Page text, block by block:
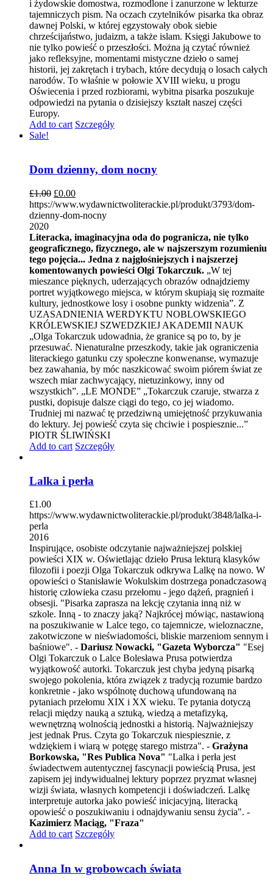
i żydowskie domostwa, rozmodlone i zanurzone w lekturze
tajemniczych pism. Na oczach czytelników pisarka tka obraz
dawnej Polski, w której egzystowały obok siebie
chrześcijaństwo, judaizm, a także islam. Księgi Jakubowe to
nie tylko powieść o przeszłości. Można ją czytać również
jako refleksyjne, momentami mistyczne dzieło o samej
historii, jej zakrętach i trybach, które decydują o losach całych
narodów. To właśnie w połowie XVIII wieku, u progu
Oświecenia i przed rozbiorami, wybitna pisarka poszukuje
odpowiedzi na pytania o dzisiejszy kształt naszej części
Europy.
Add to cart Szczegóły
Sale!
Dom dzienny, dom nocny
£1.00 £0.00
https://www.wydawnictwoliterackie.pl/produkt/3793/dom-
dzienny-dom-nocny
2020
Literacka, imaginacyjna oda do pogranicza, nie tylko
geograficznego, fizycznego, ale w najszerszym rozumieniu
tego pojęcia... Jedna z najgłośniejszych i najszerzej
komentowanych powieści Olgi Tokarczuk. „W tej
mieszance pięknych, uderzających obrazów odnajdziemy
portret wyjątkowego miejsca, w którym skupiają się rozmaite
kultury, jednostkowe losy i osobne punkty widzenia”. Z
UZASADNIENIA WERDYKTU NOBLOWSKIEGO
KRÓLEWSKIEJ SZWEDZKIEJ AKADEMII NAUK
„Olga Tokarczuk udowadnia, że granice są po to, by je
przesuwać. Nienaturalne przeszkody, takie jak ograniczenia
literackiego gatunku czy społeczne konwenanse, wymazuje
bez zawahania, by móc naszkicować swoim piórem świat ze
wszech miar zachwycający, nietuzinkowy, inny od
wszystkich”. „LE MONDE” „Tokarczuk czaruje, stwarza z
pustki, dopisuje dalsze ciągi do tego, co jej wiadomo.
Trudniej mi nazwać tę przedziwną umiejętność przykuwania
do lektury. Jej powieść czyta się chciwie i pospiesznie...”
PIOTR ŚLIWIŃSKI
Add to cart Szczegóły
Lalka i perła
£1.00
https://www.wydawnictwoliterackie.pl/produkt/3848/lalka-i-
perla
2016
Inspirujące, osobiste odczytanie najważniejszej polskiej
powieści XIX w. Oświetlając dzieło Prusa lekturą klasyków
filozofii i poezji Olga Tokarczuk odkrywa Lalkę na nowo. W
opowieści o Stanisławie Wokulskim dostrzega ponadczasową
historię człowieka czasu przełomu - jego dążeń, pragnień i
obsesji. "Pisarka zaprasza na lekcję czytania inną niż w
szkole. Inną - to znaczy jaką? Najkrócej mówiąc, nastawioną
na poszukiwanie w Lalce tego, co tajemnicze, wieloznaczne,
zakotwiczone w nieświadomości, bliskie marzeniom sennym i
baśniowe". - Dariusz Nowacki, "Gazeta Wyborcza" "Esej
Olgi Tokarczuk o Lalce Bolesława Prusa potwierdza
wyjątkowość autorki. Tokarczuk jest chyba jedyną pisarką
swojego pokolenia, która związek z tradycją rozumie bardzo
konkretnie - jako wspólnotę duchową ufundowaną na
pytaniach przełomu XIX i XX wieku. Te pytania dotyczą
relacji między nauką a sztuką, wiedzą a metafizyką,
wewnętrzną wolnością jednostki a historią. Najważniejszy
jest jednak Prus. Czyta go Tokarczuk niespiesznie, z
wdziękiem i wiarą w potęgę starego mistrza". - Grażyna
Borkowska, "Res Publica Nova" "Lalka i perła jest
świadectwem autentycznej fascynacji powieścią Prusa, jest
zapisem jej indywidualnej lektury poprzez pryzmat własnej
wizji świata, własnych kompetencji i doświadczeń. Lalkę
interpretuje autorka jako powieść inicjacyjną, literacką
opowieść o poszukiwaniu i odnajdywaniu sensu życia". -
Kazimierz Maciąg, "Fraza"
Add to cart Szczegóły
Anna In w grobowcach świata